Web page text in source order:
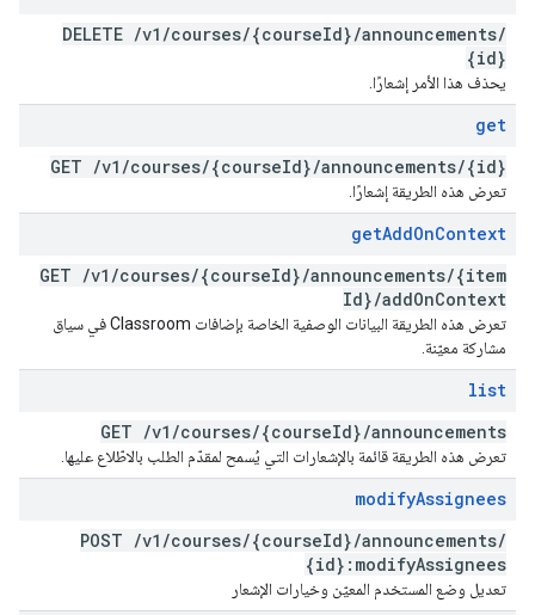
DELETE /v1 /courses/{courseId}/announcements/
{id}
يحذف هذا الأمر إشعارًا.
get
GET /v1 /courses/{courseId}/announcements/{id}
تعرض هذه الطريقة إشعارًا.
getAddOnContext
GET /v1 /courses/{courseId}/announcements/{item
Id}/addOnContext
تعرض هذه الطريقة البيانات الوصفية الخاصة بإضافات Classroom في سياق
مشاركة معيّنة.
list
GET /v1 /courses/{courseId}/announcements
تعرض هذه الطريقة قائمة بالإشعارات التي يُسمح لمقدّم الطلب بالاطّلاع عليها.
modifyAssignees
POST /v1 /courses/{courseId}/announcements/
{id}:modifyAssignees
تعديل وضع المستخدم المعيّن وخيارات الإشعار